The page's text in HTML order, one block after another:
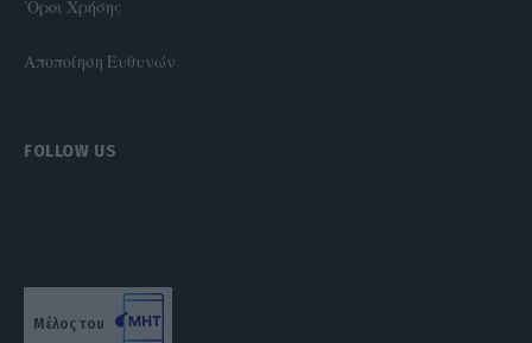
'Οροι Χρήσης
Αποποίηση Ευθυνών
FOLLOW US
Μέλος του